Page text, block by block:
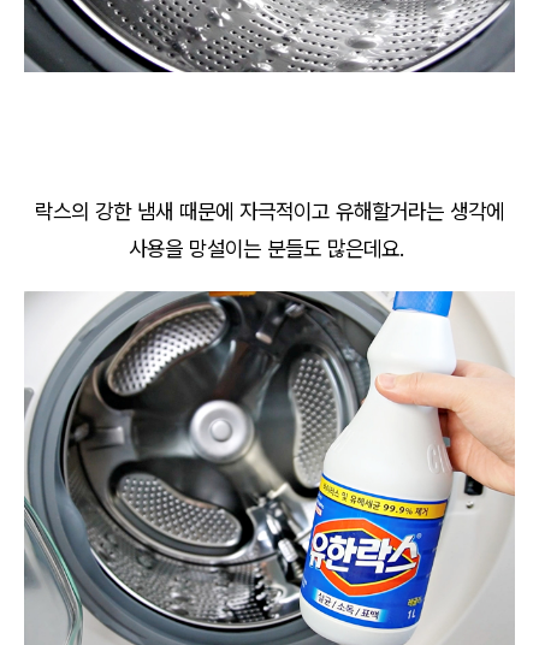
락스의 강한 냄새 때문에 자극적이고 유해할거라는 생각에
사용을 망설이는 분들도 많은데요.